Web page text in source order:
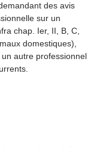
des avis
sur un
chap. Ier, II, B, C,
domestiques),
autre professionnel